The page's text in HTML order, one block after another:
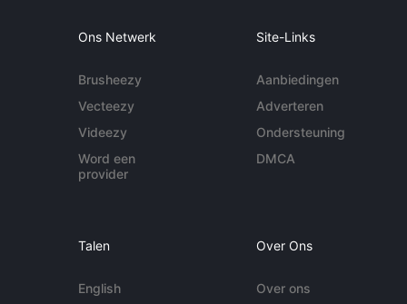
Ons Netwerk
Brusheezy
Vecteezy
Videezy
Word een
provider
Site-Links
Aanbiedingen
Adverteren
Ondersteuning
DMCA
Talen
English
Over Ons
Over ons